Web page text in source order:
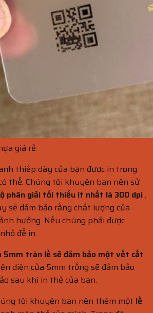
giá rẻ
thiếp dày của bạn được in trong
thể. Chúng tôi khuyên bạn nên sử
phân giải tối thiểu ít nhất là 300 dpi.
sẽ đảm bảo rằng chất lượng của
hưởng. Nếu chúng phải được
để in.
5mm tràn lề sẽ đảm bảo một vết cắt
diện của 5mm trống sẽ đảm bảo
sau khi in thẻ của bạn.
tôi khuyên bạn nên thêm một lề